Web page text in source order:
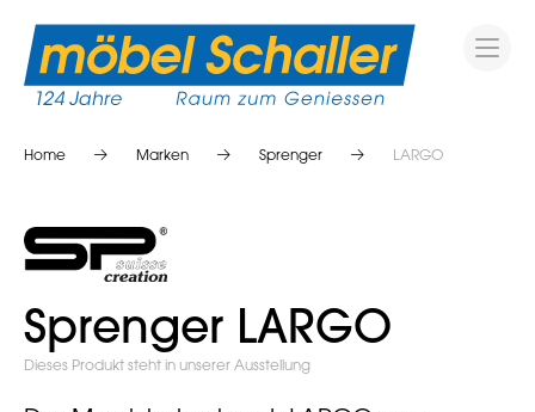
Home Marken Sprenger LARGO
Sprenger LARGO
Dieses Produkt steht in unserer Ausstellung